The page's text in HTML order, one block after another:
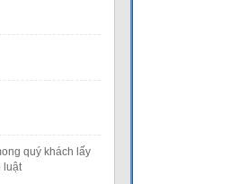
quý khách lấy
luật